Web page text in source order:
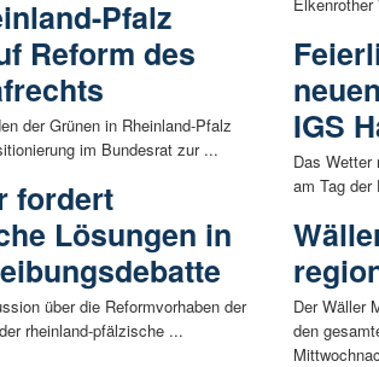
Pfalz
Reform des
der Grünen in Rheinland-Pfalz
im Bundesrat zur ...
fordert
Lösungen in
über die Reformvorhaben der
rheinland-pfälzische ...
IGS
Das Wetter
am Tag
Der Wäller
den